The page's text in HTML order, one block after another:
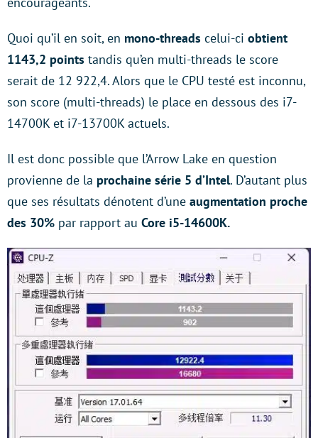
Quoi qu’il en soit, en mono-threads celui-ci obtient
1143,2 points tandis qu’en multi-threads le score
serait de 12 922,4. Alors que le CPU testé est inconnu,
son score (multi-threads) le place en dessous des i7-
14700K et i7-13700K actuels.
Il est donc possible que l’Arrow Lake en question
provienne de la prochaine série 5 d’Intel. D’autant plus
que ses résultats dénotent d’une augmentation proche
des 30% par rapport au Core i5-14600K.